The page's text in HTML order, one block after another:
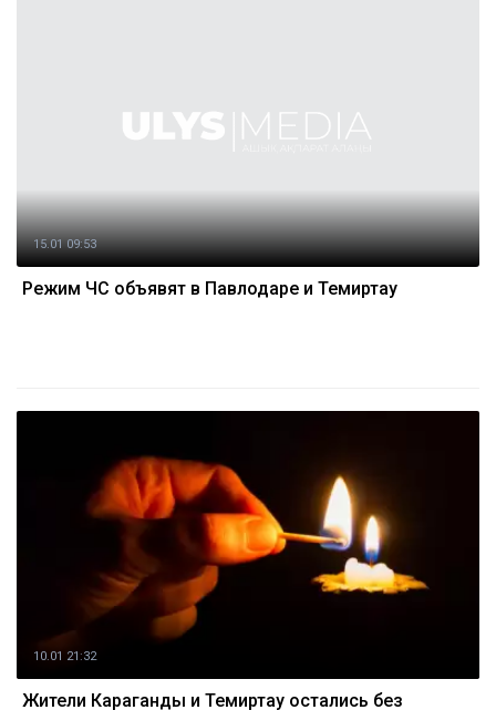
15.01 09:53
Режим ЧС объявят в Павлодаре и Темиртау
10.01 21:32
Жители Караганды и Темиртау остались без